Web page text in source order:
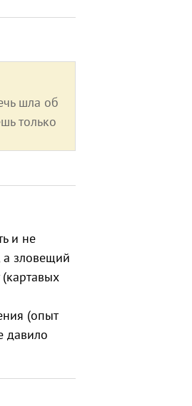
шла об
только
и не
а зловещий
(опыт
давило